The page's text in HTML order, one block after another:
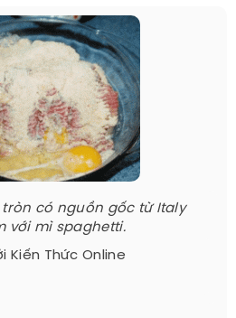
có nguồn gốc từ Italy
với mì spaghetti.
Kiến Thức Online